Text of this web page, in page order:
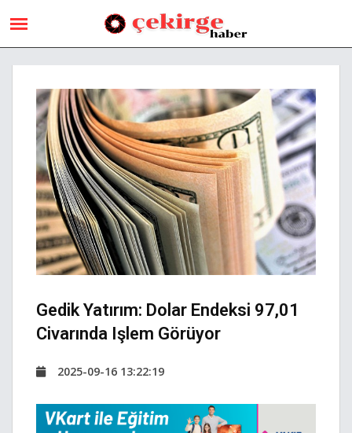
Gedik Yatırım: Dolar Endeksi 97,01
Civarında Işlem Görüyor
2025-09-16 13:22:19